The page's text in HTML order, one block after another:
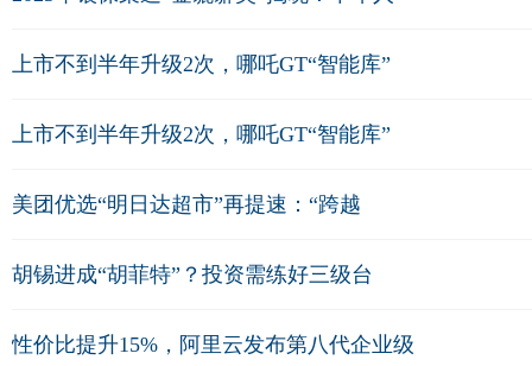
上市不到半年升级2次，哪吒GT“智能库”
上市不到半年升级2次，哪吒GT“智能库”
美团优选“明日达超市”再提速：“跨越
胡锡进成“胡菲特”？投资需练好三级台
性价比提升15%，阿里云发布第八代企业级